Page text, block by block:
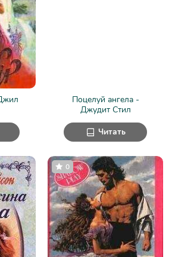
Поцелуй ангела -
Джудит Стил
Читать
0